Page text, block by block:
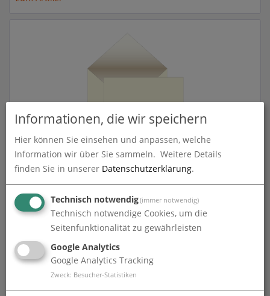
Briefumschläge aus Zuckerrohr | DIN C5 |
unbedruckt
zum Artikel
Informationen, die wir speichern
Hier können Sie einsehen und anpassen, welche
Information wir über Sie sammeln. Weitere Details
finden Sie in unserer Datenschutzerklärung.
Technisch notwendig(immer notwendig)
Technisch notwendige Cookies, um die
Seitenfunktionalität zu gewährleisten
Google Analytics
Google Analytics Tracking
Zweck: Besucher-Statistiken